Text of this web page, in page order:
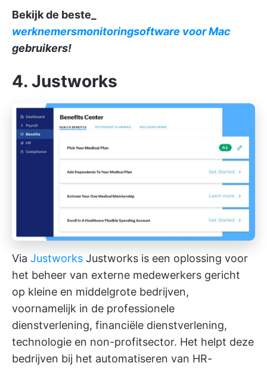
Bekijk de beste_
werknemersmonitoringsoftware voor Mac
gebruikers!
4. Justworks
Via Justworks Justworks is een oplossing voor
het beheer van externe medewerkers gericht
op kleine en middelgrote bedrijven,
voornamelijk in de professionele
dienstverlening, financiële dienstverlening,
technologie en non-profitsector. Het helpt deze
bedrijven bij het automatiseren van HR-